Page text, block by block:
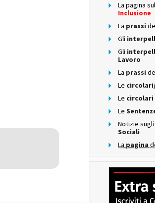
La pagina
Inclusione
La prassi
Gli
Gli
Lavoro
La prassi
Le
Le circolari
Le
Notizie sugli
Sociali
La pagina